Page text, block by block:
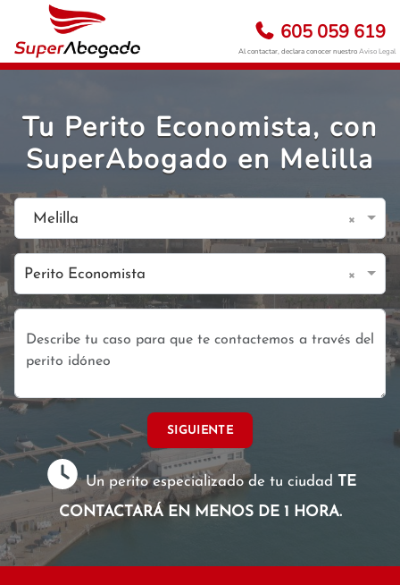
605 059 619
Al contactar, declara conocer nuestroAviso Legal
Tu Perito Economista, con
SuperAbogado en Melilla
Melilla ×
Perito Economista ×
SIGUIENTE
Un perito especializado de tu ciudad TE
CONTACTARÁ EN MENOS DE 1 HORA.